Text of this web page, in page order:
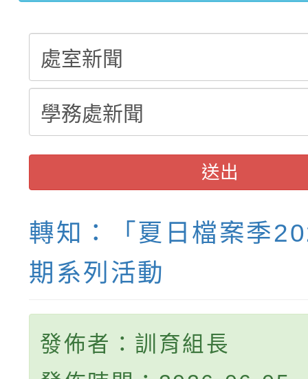
結果(第3招)
送出
轉知：「夏日檔案季
期系列活動
發佈者：訓育組長